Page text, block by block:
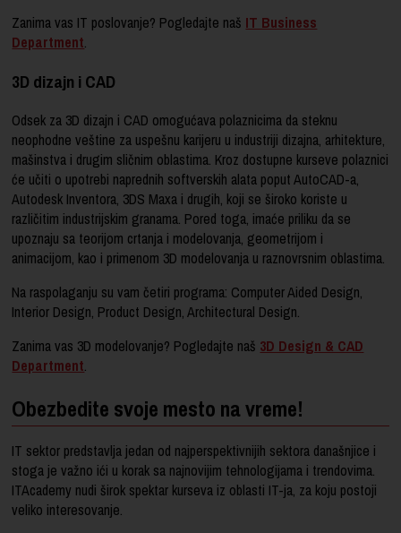
Zanima vas IT poslovanje? Pogledajte naš IT Business
Department.
3D dizajn i CAD
Odsek za 3D dizajn i CAD omogućava polaznicima da steknu
neophodne veštine za uspešnu karijeru u industriji dizajna, arhitekture,
mašinstva i drugim sličnim oblastima. Kroz dostupne kurseve polaznici
će učiti o upotrebi naprednih softverskih alata poput AutoCAD-a,
Autodesk Inventora, 3DS Maxa i drugih, koji se široko koriste u
različitim industrijskim granama. Pored toga, imaće priliku da se
upoznaju sa teorijom crtanja i modelovanja, geometrijom i
animacijom, kao i primenom 3D modelovanja u raznovrsnim oblastima.
Na raspolaganju su vam četiri programa: Computer Aided Design,
Interior Design, Product Design, Architectural Design.
Zanima vas 3D modelovanje? Pogledajte naš 3D Design & CAD
Department.
Obezbedite svoje mesto na vreme!
IT sektor predstavlja jedan od najperspektivnijih sektora današnjice i
stoga je važno ići u korak sa najnovijim tehnologijama i trendovima.
ITAcademy nudi širok spektar kurseva iz oblasti IT-ja, za koju postoji
veliko interesovanje.